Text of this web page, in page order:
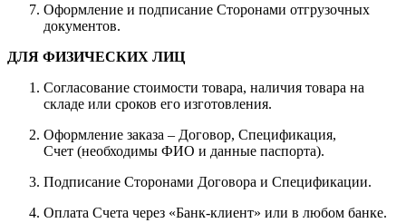
Оформление и подписание Сторонами отгрузочных
документов.
ДЛЯ ФИЗИЧЕСКИХ ЛИЦ
Согласование стоимости товара, наличия товара на
складе или сроков его изготовления.
Оформление заказа – Договор, Спецификация,
Счет (необходимы ФИО и данные паспорта).
Подписание Сторонами Договора и Спецификации.
Оплата Счета через «Банк-клиент» или в любом банке.